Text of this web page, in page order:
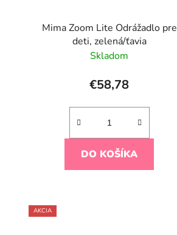
Mima Zoom Lite Odrážadlo pre
deti, zelená/ťavia
Skladom
€58,78
DO KOŠÍKA
AKCIA